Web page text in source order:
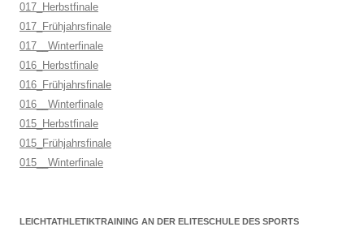
017_Herbstfinale
017_Frühjahrsfinale
017__Winterfinale
016_Herbstfinale
016_Frühjahrsfinale
016__Winterfinale
015_Herbstfinale
015_Frühjahrsfinale
015__Winterfinale
LEICHTATHLETIKTRAINING AN DER ELITESCHULE DES SPORTS